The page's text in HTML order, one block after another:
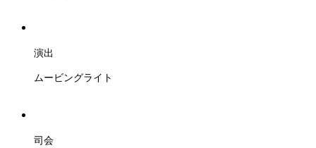
演出
ムービングライト
司会